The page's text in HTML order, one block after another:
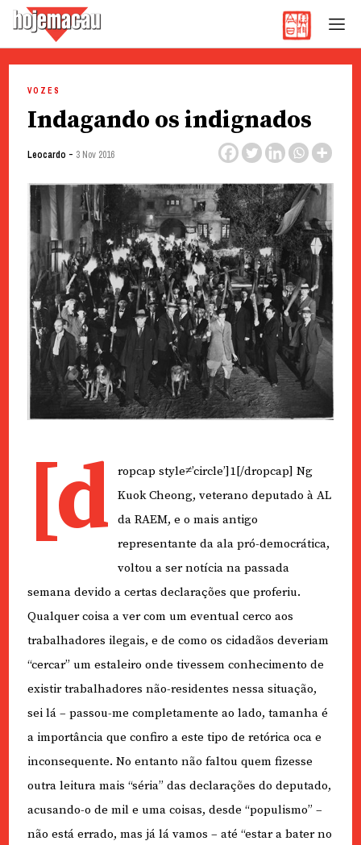
content
VOZES
Indagando os indignados
Leocardo - 3 Nov 2016
[d ropcap style≠’circle’]1[/dropcap] Ng
Kuok Cheong, veterano deputado à AL
da RAEM, e o mais antigo
representante da ala pró-democrática,
voltou a ser notícia na passada
semana devido a certas declarações que proferiu.
Qualquer coisa a ver com um eventual cerco aos
trabalhadores ilegais, e de como os cidadãos deveriam
“cercar” um estaleiro onde tivessem conhecimento de
existir trabalhadores não-residentes nessa situação,
sei lá – passou-me completamente ao lado, tamanha é
a importância que confiro a este tipo de retórica oca e
inconsequente. No entanto não faltou quem fizesse
outra leitura mais “séria” das declarações do deputado,
acusando-o de mil e uma coisas, desde “populismo” –
não está errado, mas já lá vamos – até “estar a bater no